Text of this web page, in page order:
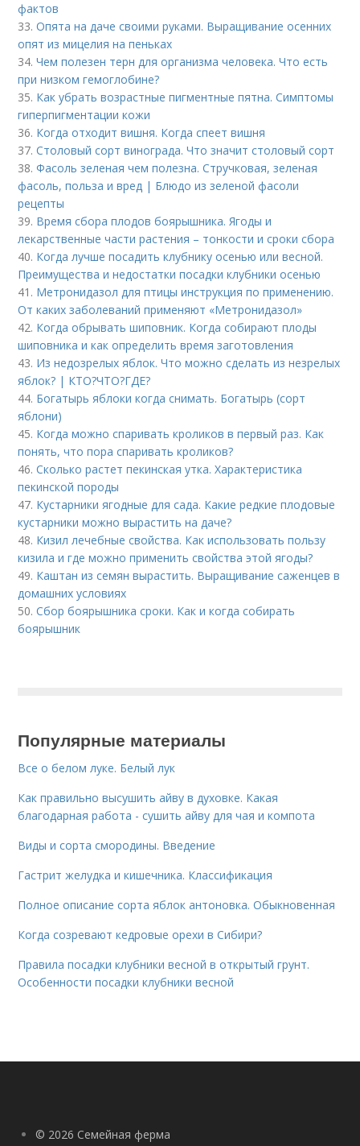
фактов
33.Опята на даче своими руками. Выращивание осенних
опят из мицелия на пеньках
34.Чем полезен терн для организма человека. Что есть
при низком гемоглобине?
35. Как убрать возрастные пигментные пятна. Симптомы
гиперпигментации кожи
36. Когда отходит вишня. Когда спеет вишня
37.Столовый сорт винограда. Что значит столовый сорт
38.Фасоль зеленая чем полезна. Стручковая, зеленая
фасоль, польза и вред | Блюдо из зеленой фасоли
рецепты
39. Время сбора плодов боярышника. Ягоды и
лекарственные части растения – тонкости и сроки сбора
40. Когда лучше посадить клубнику осенью или весной.
Преимущества и недостатки посадки клубники осенью
41. Метронидазол для птицы инструкция по применению.
От каких заболеваний применяют «Метронидазол»
42. Когда обрывать шиповник. Когда собирают плоды
шиповника и как определить время заготовления
43. Из недозрелых яблок. Что можно сделать из незрелых
яблок? | КТО?ЧТО?ГДЕ?
44. Богатырь яблоки когда снимать. Богатырь (сорт
яблони)
45. Когда можно спаривать кроликов в первый раз. Как
понять, что пора спаривать кроликов?
46.Сколько растет пекинская утка. Характеристика
пекинской породы
47. Кустарники ягодные для сада. Какие редкие плодовые
кустарники можно вырастить на даче?
48. Кизил лечебные свойства. Как использовать пользу
кизила и где можно применить свойства этой ягоды?
49. Каштан из семян вырастить. Выращивание саженцев в
домашних условиях
50.Сбор боярышника сроки. Как и когда собирать
боярышник
Популярные материалы
Все о белом луке. Белый лук
Как правильно высушить айву в духовке. Какая
благодарная работа - сушить айву для чая и компота
Виды и сорта смородины. Введение
Гастрит желудка и кишечника. Классификация
Полное описание сорта яблок антоновка. Обыкновенная
Когда созревают кедровые орехи в Сибири?
Правила посадки клубники весной в открытый грунт.
Особенности посадки клубники весной
© 2026 Семейная ферма